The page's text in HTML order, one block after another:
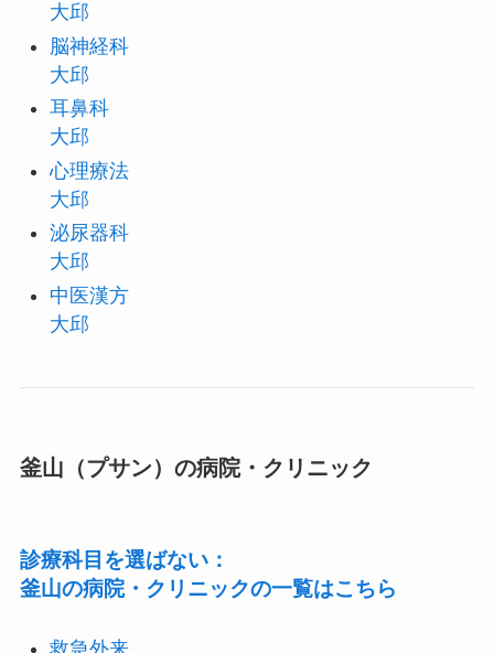
大邱
脳神経科
大邱
耳鼻科
大邱
心理療法
大邱
泌尿器科
大邱
中医漢方
大邱
釜山（プサン）の病院・クリニック
診療科目を選ばない：
釜山の病院・クリニックの一覧はこちら